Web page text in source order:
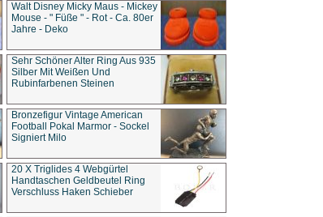
Walt Disney Micky Maus - Mickey
Mouse - " Füße " - Rot - Ca. 80er
Jahre - Deko
Sehr Schöner Alter Ring Aus 935
Silber Mit Weißen Und
Rubinfarbenen Steinen
Bronzefigur Vintage American
Football Pokal Marmor - Sockel
Signiert Milo
20 X Triglides 4 Webgürtel
Handtaschen Geldbeutel Ring
Verschluss Haken Schieber